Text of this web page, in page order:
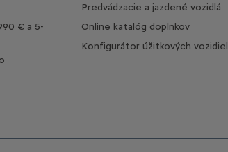
€ a 5-
Predvádzacie a jazdené vozidlá
Online katalóg doplnkov
Konfigurátor úžitkových vozidiel